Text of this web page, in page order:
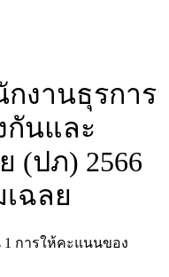
งานธุรการ
กันและ
(ปภ) 2566
ฉลย
1 การให้คะแนนของ